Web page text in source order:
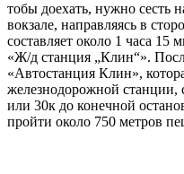
тобы доехать, нужно сесть
вокзале, направляясь в
составляет около 1 часа
«Ж/д станция „Клин“».
«Автостанция Клин»,
железнодорожной станции,
или 30к до конечной
пройти около 750 метров